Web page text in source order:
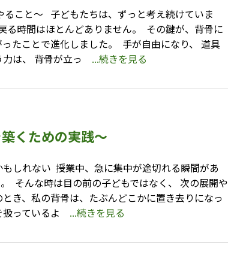
こと〜 ⁡ ⁡ 子どもたちは、ずっと考え続けていま
る時間はほとんどありません。 ⁡ その鍵が、背骨に
たことで進化しました。 ⁡ 手が自由になり、 道具
力は、 背骨が立っ ...続きを見る
くための実践〜
しれない ⁡ 授業中、急に集中が途切れる瞬間があ
そんな時は目の前の子どもではなく、 次の展開や
、私の背骨は、たぶんどこかに置き去りになっ
扱っているよ ...続きを見る